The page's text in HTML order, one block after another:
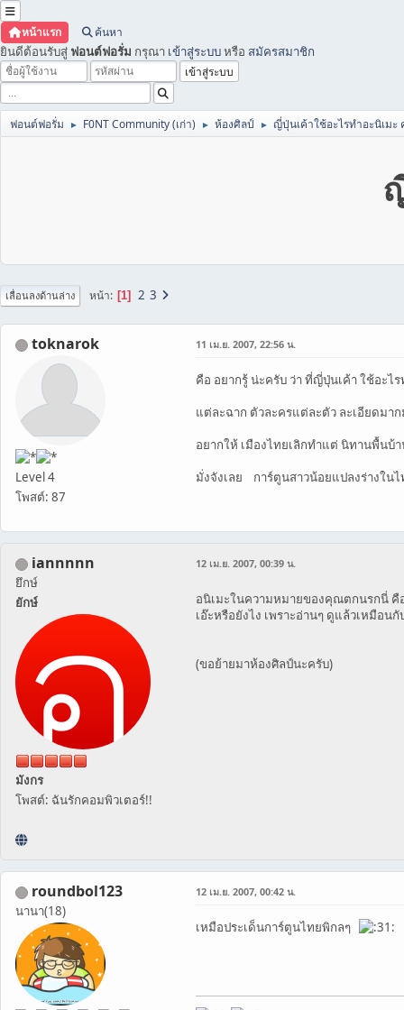
หน้าแรก ค้นหา
ยินดีต้อนรับสู่ ฟอนต์ฟอรั่ม กรุณา เข้าสู่ระบบหรือ สมัครสมาชิก
ฟอนต์ฟอรั่ม ► F0NT Community (เก่า) ► ห้องศิลป์ ► ญี่ปุ่นเค้าใช้อะไรทำอะนิเมะ
เลื่อนลงด้านล่าง หน้า 1 2 3
toknarok
Level 4
โพสต์: 87
11 เม.ย. 2007, 22:56 น.
คือ อยากรู้ น่ะครับ ว่า ที่ญี่ปุ่นเค้า ใช้อะไ
แต่ละฉาก ตัวละครแต่ละตัว ละเอียดมาก
อยากให้ เมืองไทยเลิกทำแต่ นิทานพื้นบ้
มั่งจังเลย การ์ตูนสาวน้อยแปลงร่างในไ
iannnnn
ยึกษ์
ยักษ์
มังกร
โพสต์: ฉันรักคอมพิวเตอร์!!
12 เม.ย. 2007, 00:39 น.
อนิเมะในความหมายของคุณตกนรกนี่ คื
เอ๊ะหรือยังไง เพราะอ่านๆ ดูแล้วเหมือ
(ขอย้ายมาห้องศิลป์นะครับ)
roundbol123
นานา(18)
12 เม.ย. 2007, 00:42 น.
เหมือประเด็นการ์ตูนไทยพิกลๆ